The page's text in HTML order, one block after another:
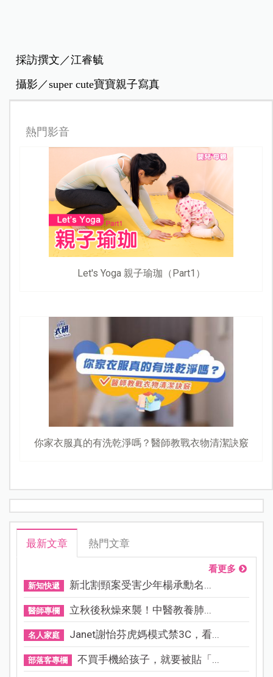
採訪撰文／江睿毓
攝影／super cute寶寶親子寫真
熱門影音
Let's Yoga 親子瑜珈（Part1）
你家衣服真的有洗乾淨嗎？醫師教戰衣物清潔訣竅
最新文章 熱門文章
看更多
新知快遞 新北割頸案受害少年楊承勳名...
醫師專欄 立秋後秋燥來襲！中醫教養肺...
名人家庭 Janet謝怡芬虎媽模式禁3C，看...
部落客專欄 不買手機給孩子，就要被貼「...